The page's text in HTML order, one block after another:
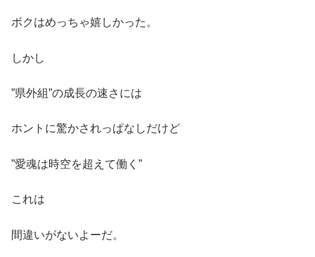
ボクはめっちゃ嬉しかった。
しかし
”県外組”の成長の速さには
ホントに驚かされっぱなしだけど
”愛魂は時空を超えて働く”
これは
間違いがないよーだ。